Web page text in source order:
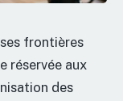
frontières
réservée aux
des